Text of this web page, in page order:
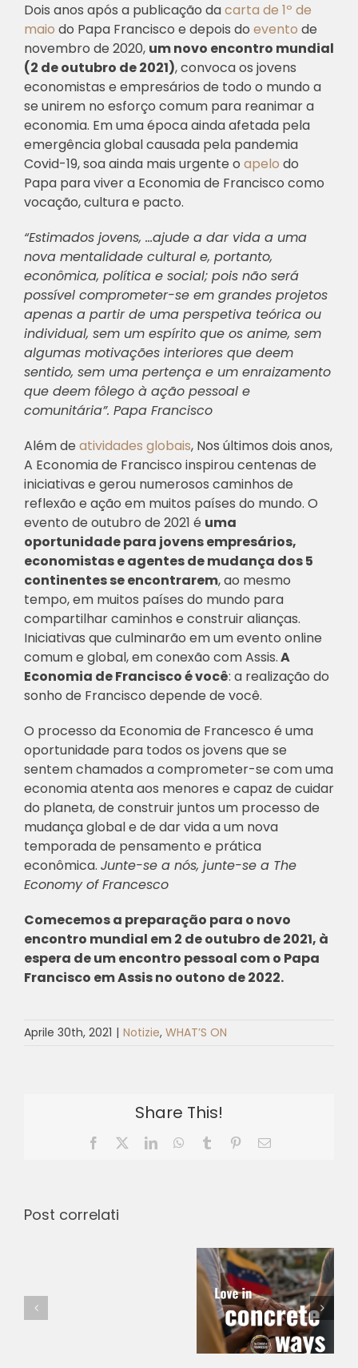
Dois anos após a publicação dacarta de 1º de
maio do Papa Francisco e depois do evento de
novembro de 2020, um novo encontro mundial
(2 de outubro de 2021), convoca os jovens
economistas e empresários de todo o mundo a
se unirem no esforço comum para reanimar a
economia. Em uma época ainda afetada pela
emergência global causada pela pandemia
Covid-19, soa ainda mais urgente o apelo do
Papa para viver a Economia de Francisco como
vocação, cultura e pacto.
“Estimados jovens, …ajude a dar vida a uma
nova mentalidade cultural e, portanto,
econômica, política e social; pois não será
possível comprometer-se em grandes projetos
apenas a partir de uma perspetiva teórica ou
individual, sem um espírito que os anime, sem
algumas motivações interiores que deem
sentido, sem uma pertença e um enraizamento
que deem fôlego à ação pessoal e
comunitária”. Papa Francisco
Além de atividades globais, Nos últimos dois anos,
A Economia de Francisco inspirou centenas de
iniciativas e gerou numerosos caminhos de
reflexão e ação em muitos países do mundo. O
evento de outubro de 2021 é uma
oportunidade para jovens empresários,
economistas e agentes de mudança dos 5
continentes se encontrarem, ao mesmo
tempo, em muitos países do mundo para
compartilhar caminhos e construir alianças.
Iniciativas que culminarão em um evento online
comum e global, em conexão com Assis.A
Economia de Francisco é você: a realização do
sonho de Francisco depende de você.
O processo da Economia de Francesco é uma
oportunidade para todos os jovens que se
sentem chamados a comprometer-se com uma
economia atenta aos menores e capaz de cuidar
do planeta, de construir juntos um processo de
mudança global e de dar vida a um nova
temporada de pensamento e prática
econômica. Junte-se a nós, junte-se a The
Economy of Francesco
Comecemos a preparação para o novo
encontro mundial em 2 de outubro de 2021, à
espera de um encontro pessoal com o Papa
Francisco em Assis no outono de 2022.
Aprile 30th, 2021 | Notizie, WHAT’S ON
Share This!
Facebook LinkedInWhatsApp
Tumblr PinterestEmail
Post correlati
Francisco e
Clara –
Pontifícia
Universidade
Católica do